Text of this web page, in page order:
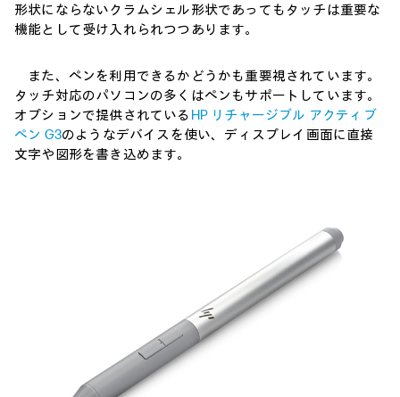
形状にならないクラムシェル形状であってもタッチは重要な
機能として受け入れられつつあります。
また、ペンを利用できるかどうかも重要視されています。
タッチ対応のパソコンの多くはペンもサポートしています。
オプションで提供されている HP リチャージブル アクティブ
ペン G3のようなデバイスを使い、ディスプレイ画面に直接
文字や図形を書き込めます。